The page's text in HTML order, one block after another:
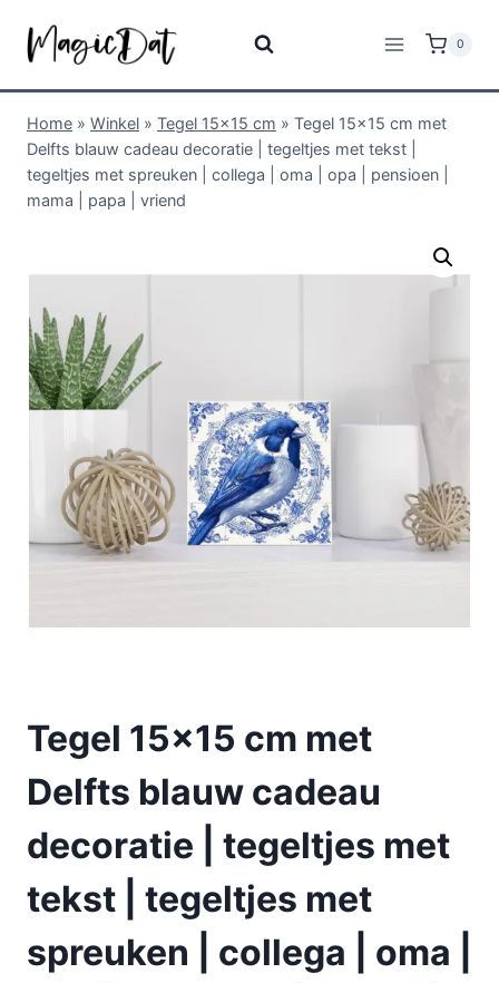
0
Home » Winkel » Tegel 15x15 cm » Tegel 15×15 cm met
Delfts blauw cadeau decoratie | tegeltjes met tekst |
tegeltjes met spreuken | collega | oma | opa | pensioen |
mama | papa | vriend
Tegel 15×15 cm met
Delfts blauw cadeau
decoratie | tegeltjes met
tekst | tegeltjes met
spreuken | collega | oma |